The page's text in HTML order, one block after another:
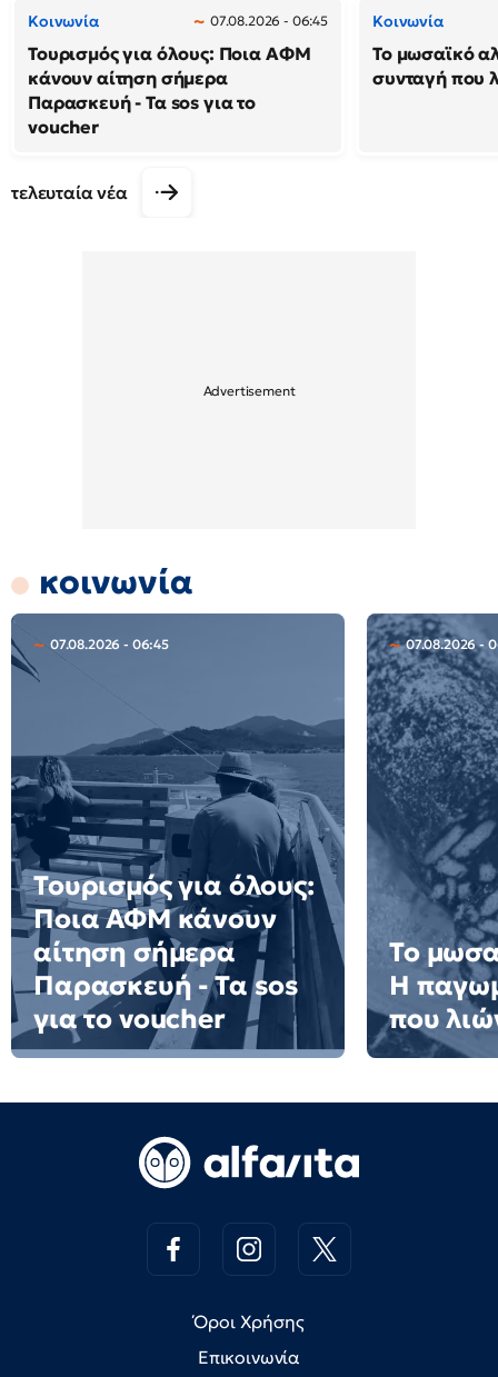
Κοινωνία 07.08.2026 - 06:45
Τουρισμός για όλους: Ποια ΑΦΜ
κάνουν αίτηση σήμερα
Παρασκευή - Τα sos για το
voucher
Κοινωνία
Το μωσαϊκό
συνταγή που
τελευταία νέα
κοινωνία
07.08.2026 - 06:45
Τουρισμός για όλους:
Ποια ΑΦΜ κάνουν
αίτηση σήμερα
Παρασκευή - Τα sos
για το voucher
07.08.2026 -
Το
Η
που
Όροι Χρήσης
Επικοινωνία